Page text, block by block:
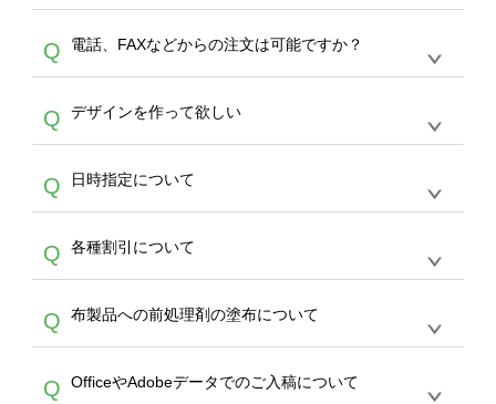
デザインの作成から決済まで完了できます。
30枚以上やシルク印刷など、大口注文の場合
は、サポートが担当するエコバッグコンシェル
やタンブラーコンシェルをご利用ください。製
作する数量が多ければ多いほど、オンデマンド
サービスよりも低価格で製作することが可能で
す。
A
ドできるデータ形式は、JPG / PNG / AI / PSD /
PDF 形式になります。データの最大サイズ
写真などもアップロード可能です。使用できな
い画像はエラーになります。（※ Illustratorか
らの直接入稿には対応していません。AIで保存
し、デザインツールからアップロードして下さ
い）
Q 電話、FAXなどからの注文は可能ですか？
A
文のみ受け付けております。30個以上のご製
作をお考えの方は、サポートが担当するエコバ
スをご利用頂ければ、電話やFAX、メールなど
でご注文が可能です。
Q デザインを作って欲しい
A
を作って欲しい。などの場合は、製作数量が
30個以上であれば、サポート担当が、デザイ
バッグコンシェル
サー
ビスをご利用ください。(※ 30個以下の場合
は、デザインツールをご利用ください)
Q 日時指定について
A
ん。発送後18時以降に配送業者・伝票番号を
メールでお知らせいたしますので、直接配送業
者にご連絡いただき調整をお願い致します。
Q 各種割引について
A
カート内で自動的に割引(最大50%)が適用され
ます。 【付与ポイント】購入金額の1％が1ポ
イントとして付与され、次回ご注文時に1ポイ
ント＝1円としてお使いいただけます。ポイン
Q 布製品への前処理剤の塗布について
A
意点（前処理剤）】カラー生地（Tシャツのホ
Q OfficeやAdobeデータでのご入稿について